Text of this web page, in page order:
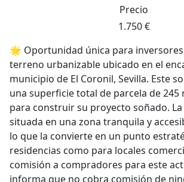
Precio
1.750 €
🌟 Oportunidad única para
terreno urbanizable ubicado en el
municipio de El Coronil, Sevilla. Este
una superficie total de parcela de
para construir su proyecto soñado.
situada en una zona tranquila y
lo que la convierte en un punto
residencias como para locales
comisión a compradores para este
informa que no cobra comisión de